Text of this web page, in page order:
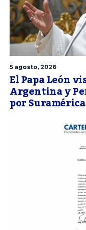
5 agosto, 2026
El Papa León
Argentina y
por Suramérica